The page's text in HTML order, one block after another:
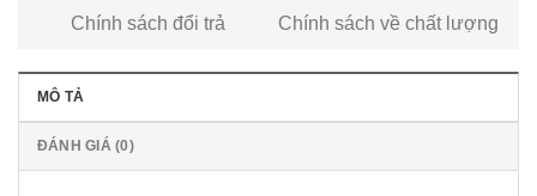
Chính sách đổi trả Chính sách về chất lượng
MÔ TẢ
ĐÁNH GIÁ (0)